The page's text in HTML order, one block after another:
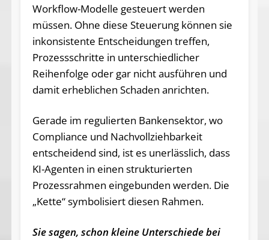
Workflow-Modelle gesteuert werden
müssen. Ohne diese Steuerung können sie
inkonsistente Entscheidungen treffen,
Prozessschritte in unterschiedlicher
Reihenfolge oder gar nicht ausführen und
damit erheblichen Schaden anrichten.
Gerade im regulierten Bankensektor, wo
Compliance und Nachvollziehbarkeit
entscheidend sind, ist es unerlässlich, dass
KI-Agenten in einen strukturierten
Prozessrahmen eingebunden werden. Die
„Kette“ symbolisiert diesen Rahmen.
Sie sagen, schon kleine Unterschiede bei